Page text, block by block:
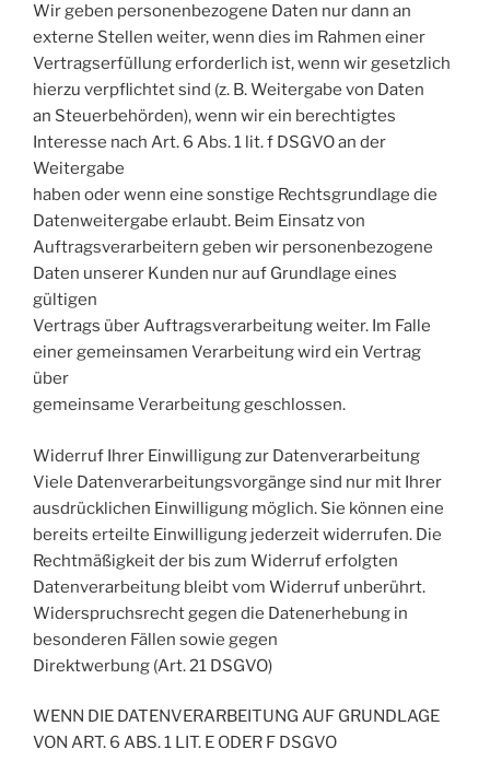
Wir geben personenbezogene Daten nur dann an
externe Stellen weiter, wenn dies im Rahmen einer
Vertragserfüllung erforderlich ist, wenn wir gesetzlich
hierzu verpflichtet sind (z. B. Weitergabe von Daten
an Steuerbehörden), wenn wir ein berechtigtes
Interesse nach Art. 6 Abs. 1 lit. f DSGVO an der
Weitergabe
haben oder wenn eine sonstige Rechtsgrundlage die
Datenweitergabe erlaubt. Beim Einsatz von
Auftragsverarbeitern geben wir personenbezogene
Daten unserer Kunden nur auf Grundlage eines
gültigen
Vertrags über Auftragsverarbeitung weiter. Im Falle
einer gemeinsamen Verarbeitung wird ein Vertrag
über
gemeinsame Verarbeitung geschlossen.
Widerruf Ihrer Einwilligung zur Datenverarbeitung
Viele Datenverarbeitungsvorgänge sind nur mit Ihrer
ausdrücklichen Einwilligung möglich. Sie können eine
bereits erteilte Einwilligung jederzeit widerrufen. Die
Rechtmäßigkeit der bis zum Widerruf erfolgten
Datenverarbeitung bleibt vom Widerruf unberührt.
Widerspruchsrecht gegen die Datenerhebung in
besonderen Fällen sowie gegen
Direktwerbung (Art. 21 DSGVO)
WENN DIE DATENVERARBEITUNG AUF GRUNDLAGE
VON ART. 6 ABS. 1 LIT. E ODER F DSGVO